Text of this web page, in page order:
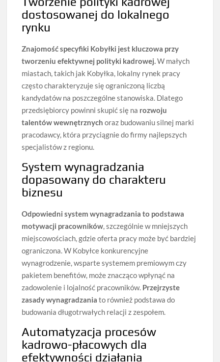
dostosowanej do lokalnego
rynku
Znajomość specyfiki Kobyłki jest kluczowa przy
tworzeniu efektywnej polityki kadrowej. W małych
miastach, takich jak Kobyłka, lokalny rynek pracy
często charakteryzuje się ograniczoną liczbą
kandydatów na poszczególne stanowiska. Dlatego
przedsiębiorcy powinni skupić się na rozwoju
talentów wewnętrznych oraz budowaniu silnej marki
pracodawcy, która przyciągnie do firmy najlepszych
specjalistów z regionu.
System wynagradzania
dopasowany do charakteru
biznesu
Odpowiedni system wynagradzania to podstawa
motywacji pracowników , szczególnie w mniejszych
miejscowościach, gdzie oferta pracy może być bardziej
ograniczona. W Kobyłce konkurencyjne
wynagrodzenie, wsparte systemem premiowym czy
pakietem benefitów, może znacząco wpłynąć na
zadowolenie i lojalność pracowników. Przejrzyste
zasady wynagradzania to również podstawa do
budowania długotrwałych relacji z zespołem.
Automatyzacja procesów
kadrowo-płacowych dla
efektywności działania